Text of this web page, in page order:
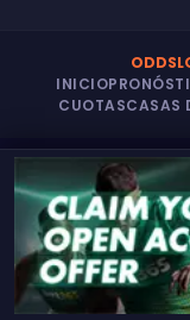
INICIO
CUOTASCASAS